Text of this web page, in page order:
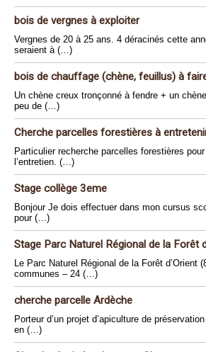
bois de vergnes à exploiter
Vergnes de 20 à 25 ans. 4 déracinés cette
seraient à (…)
bois de chauffage (chène, feuillus) à
Un chène creux tronçonné à fendre + un
peu de (…)
Cherche parcelles forestières à
Particulier recherche parcelles forestières
l’entretien. (…)
Stage collège 3eme
Bonjour Je dois effectuer dans mon cursus
pour (…)
Stage Parc Naturel Régional de la Forêt
Le Parc Naturel Régional de la Forêt d’Orient
communes – 24 (…)
cherche parcelle Ardèche
Porteur d’un projet d’apiculture de
en (…)